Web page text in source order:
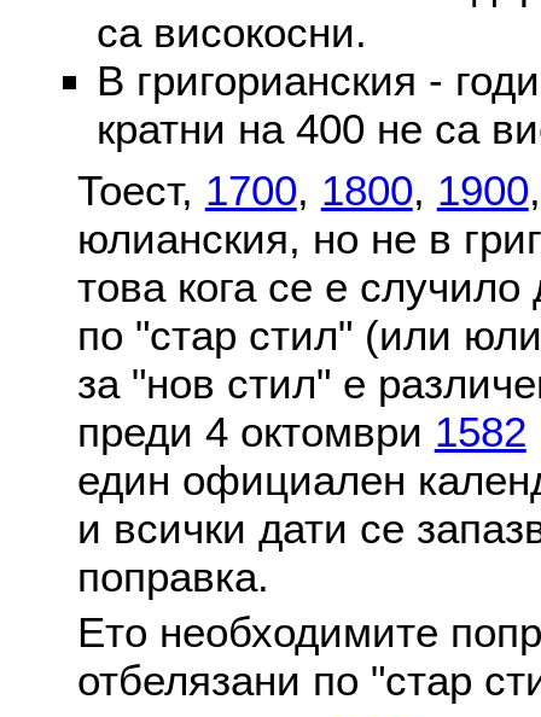
са високосни.
В григорианския -
кратни на 400 не са
Тоест, 1700, 1800, 1900
юлианския, но не в
това кога се е
по "стар стил" (или
за "нов стил" е
преди 4 октомври 1582
един официален
и всички дати се
поправка.
Ето необходимите
отбелязани по "стар